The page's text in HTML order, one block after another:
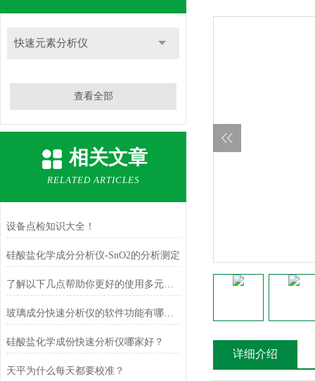
快速元素分析仪
查看全部
相关文章
RELATED ARTICLES
设备点检知识大全！
硅酸盐化学成分分析仪-SnO2的分析测定
了解以下几点帮助你更好的使用多元素快速分析仪
玻璃成分快速分析仪的软件功能有哪些？
硅酸盐化学成份快速分析仪哪家好？
天平为什么每天都要校准？
详细介绍